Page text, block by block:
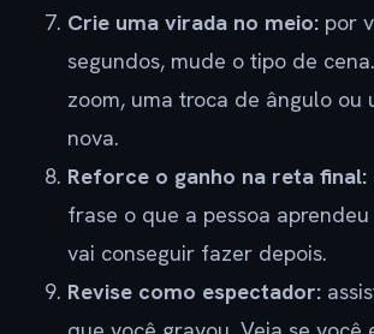
Crie uma virada no meio: por
segundos, mude o tipo de
zoom, uma troca de ângulo ou
nova.
Reforce o ganho na reta final:
frase o que a pessoa
vai conseguir fazer depois.
Revise como espectador: